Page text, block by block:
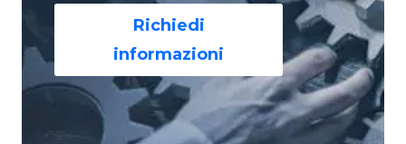
Richiedi
informazioni